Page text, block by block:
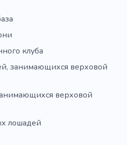
клуба
занимающихся верховой
верховой
лошадей